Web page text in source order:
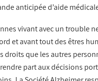
anticipée d’aide
vivant avec un trouble
et avant tout des êtres
droits que les autres
part aux décisions